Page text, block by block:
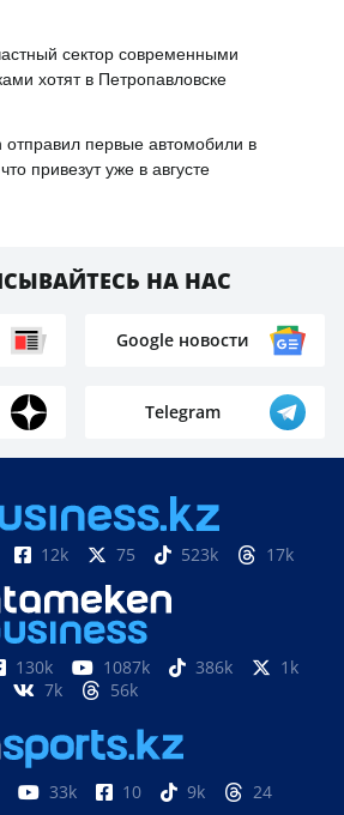
сектор современными
хотят в Петропавловске
отправил первые автомобили в
привезут уже в августе
НА НАС
Google новости
Telegram
12k 75 523k 17k
130k 1087k 386k
1k
7k
56k
33k 10 9k 24